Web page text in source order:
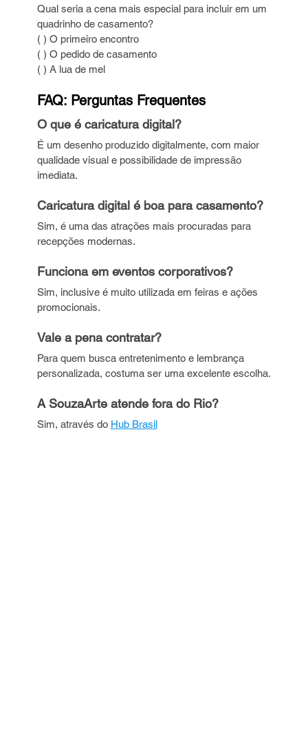
Qual seria a cena mais especial para incluir em um
quadrinho de casamento?
( ) O primeiro encontro
( ) O pedido de casamento
( ) A lua de mel
FAQ: Perguntas Frequentes
O que é caricatura digital?
É um desenho produzido digitalmente, com maior
qualidade visual e possibilidade de impressão
imediata.
Caricatura digital é boa para casamento?
Sim, é uma das atrações mais procuradas para
recepções modernas.
Funciona em eventos corporativos?
Sim, inclusive é muito utilizada em feiras e ações
promocionais.
Vale a pena contratar?
Para quem busca entretenimento e lembrança
personalizada, costuma ser uma excelente escolha.
A SouzaArte atende fora do Rio?
Sim, através do Hub Brasil